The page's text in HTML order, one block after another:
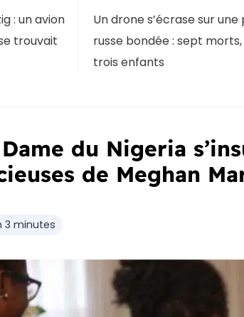
: un avion
trouvait
Un drone s’écrase sur une
russe bondée : sept
trois enfants
du Nigeria
de Meghan
3 minutes